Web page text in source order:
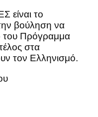
είναι το
βούληση να
του Πρόγραμμα
στα
τον Ελληνισμό.